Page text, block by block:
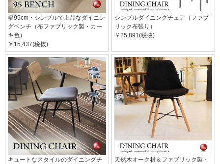
幅95cm・シンプルで上品なダイニン
グベンチ（布ファブリック製・カー
キ色）
￥15,437(税抜)
シンプルダイニングチェア（ファブ
リック布張り）
￥25,891(税抜)
キュートなスタイルのダイニングチ
天然木オーク材＆ファブリック製・